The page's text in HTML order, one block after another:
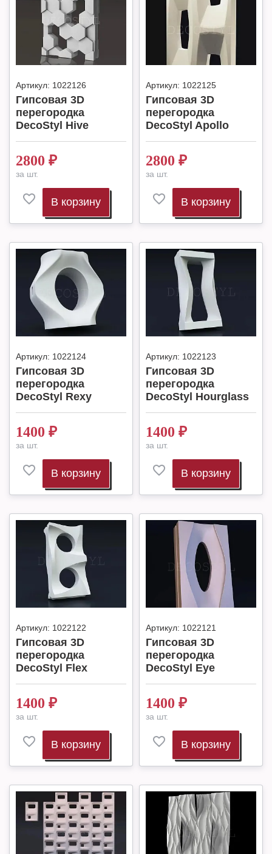
Артикул: 1022126
Гипсовая 3D
перегородка
DecoStyl Hive
2800 ₽
за шт.
В корзину
Артикул: 1022125
Гипсовая 3D
перегородка
DecoStyl Apollo
2800 ₽
за шт.
В корзину
Артикул: 1022124
Гипсовая 3D
перегородка
DecoStyl Rexy
1400 ₽
за шт.
В корзину
Артикул: 1022123
Гипсовая 3D
перегородка
DecoStyl Hourglass
1400 ₽
за шт.
В корзину
Артикул: 1022122
Гипсовая 3D
перегородка
DecoStyl Flex
1400 ₽
за шт.
В корзину
Артикул: 1022121
Гипсовая 3D
перегородка
DecoStyl Eye
1400 ₽
за шт.
В корзину